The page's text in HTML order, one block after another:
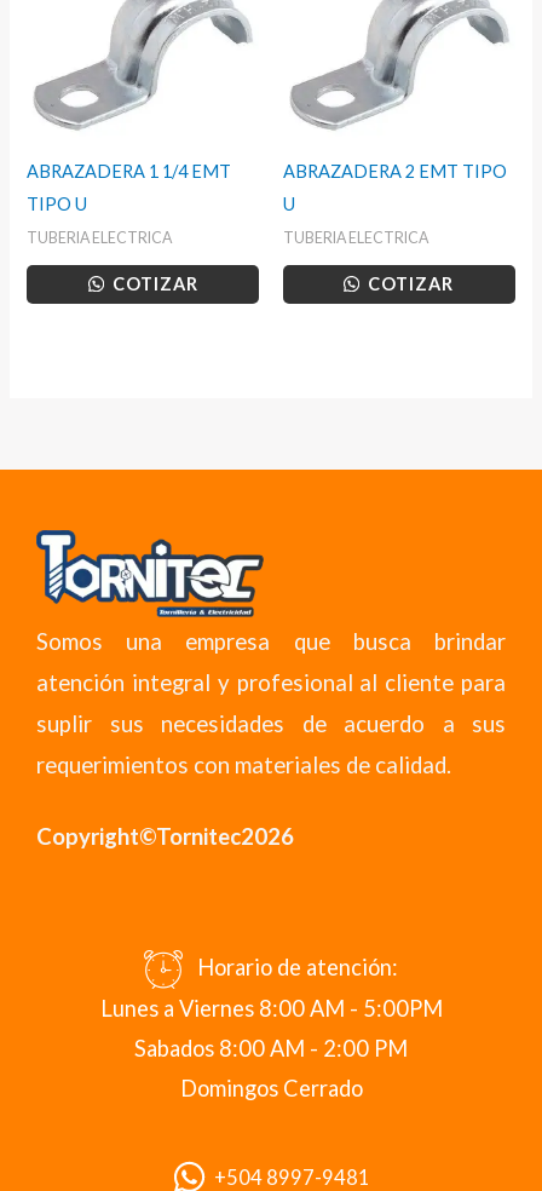
ABRAZADERA 1 1/4 EMT
TIPO U
TUBERIA ELECTRICA
COTIZAR
ABRAZADERA 2 EMT TIPO
U
TUBERIA ELECTRICA
COTIZAR
Somos una empresa que busca brindar
atención integral y profesional al cliente para
suplir sus necesidades de acuerdo a sus
requerimientos con materiales de calidad.
Copyright©Tornitec2026
Horario de atención:
Lunes a Viernes 8:00 AM - 5:00PM
Sabados 8:00 AM - 2:00 PM
Domingos Cerrado
+504 8997-9481